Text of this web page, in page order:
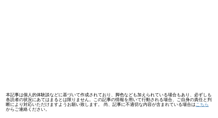
本記事は個人的体験談などに基づいて作成されており、脚色なども加えられている場合もあり、必ずしも
各読者の状況にあてはまるとは限りません。この記事の情報を用いて行動される場合、ご自身の責任と判
断により対応いただけますようお願い致します。 尚、記事に不適切な内容が含まれている場合は こちら
からご連絡ください。